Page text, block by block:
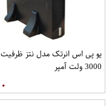
یو پی اس انرتک مدل نتز ظرفیت
3000 ولت آمپر
۰